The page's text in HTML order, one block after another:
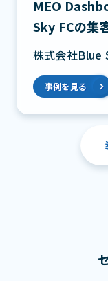
MEO
Sky FCの集
株式会社Blue
事例を見る